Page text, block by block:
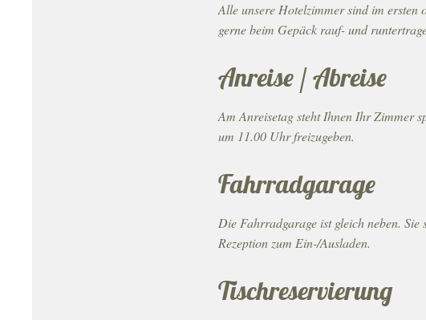
Alle unsere Hotelzimmer sind im ersten
gerne beim Gepäck rauf- und
Anreise / Abreise
Am Anreisetag steht Ihnen Ihr Zimmer
um 11.00 Uhr freizugeben.
Fahrradgarage
Die Fahrradgarage ist gleich neben. Sie
Rezeption zum Ein-/Ausladen.
Tischreservierung